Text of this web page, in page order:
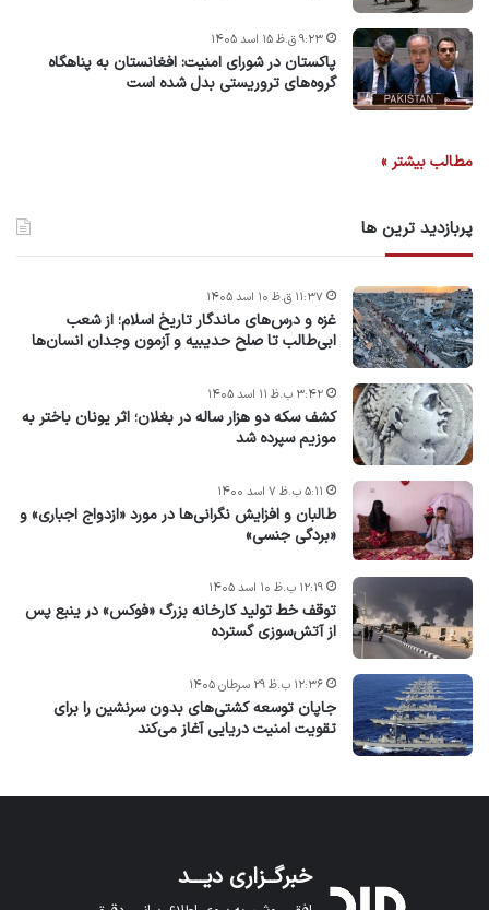
پاکستان در شورای امنیت: افغانستان به پناهگاه
گروه‌های تروریستی بدل شده است
۹:۲۳ ق.ظ ۱۵ اسد ۱۴۰۵
مطالب بیشتر »
پربازدید ترین ها
غزه و درس‌های ماندگار تاریخ اسلام؛ از شعب
ابی‌طالب تا صلح حدیبیه و آزمون وجدان انسان‌ها
۱۱:۳۷ ق.ظ ۱۰ اسد ۱۴۰۵
کشف سکه دو هزار ساله در بغلان؛ اثر یونان باختر به
موزیم سپرده شد
۳:۴۲ ب.ظ ۱۱ اسد ۱۴۰۵
طالبان و افزایش نگرانی‌ها در مورد «ازدواج اجباری» و
«بردگی جنسی»
۵:۱۱ ب.ظ ۷ اسد ۱۴۰۰
توقف خط تولید کارخانه بزرگ «فوکس» در ینبع پس
از آتش‌سوزی گسترده
۱۲:۱۹ ب.ظ ۱۰ اسد ۱۴۰۵
جاپان توسعه کشتی‌های بدون سرنشین را برای
تقویت امنیت دریایی آغاز می‌کند
۱۲:۳۶ ب.ظ ۲۹ سرطان ۱۴۰۵
خبرگــزاری دیـــد